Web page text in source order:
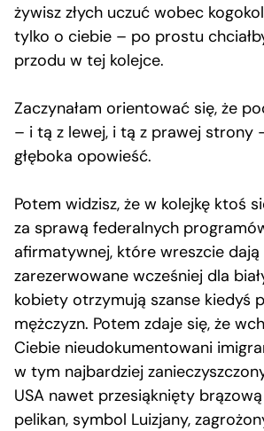
żywisz złych uczuć wobec
tylko o ciebie – po prostu
przodu w tej kolejce.
Zaczynałam orientować się, że
– i tą z lewej, i tą z prawej strony
głęboka opowieść.
Potem widzisz, że w kolejkę ktoś
za sprawą federalnych
afirmatywnej, które wreszcie dają
zarezerwowane wcześniej dla
kobiety otrzymują szanse kiedyś
mężczyzn. Potem zdaje się, że
Ciebie nieudokumentowani
w tym najbardziej
USA nawet przesiąknięty
pelikan, symbol Luizjany,